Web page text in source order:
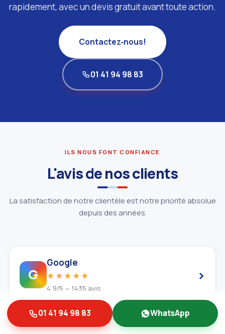
rapidement, avec un devis gratuit avant toute action.
Contactez‑nous!
01 41 94 98 83
ILS NOUS FONT CONFIANCE
L'avis de nos clients
La satisfaction de notre clientèle est notre priorité absolue
depuis des années.
G
Google
★★★★★
4,9/5 — 1435 avis
›
Trustpilot
01 41 94 98 83 WhatsApp